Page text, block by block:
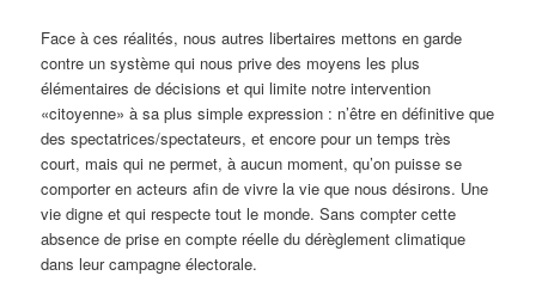
Face à ces réalités, nous autres libertaires mettons en garde
contre un système qui nous prive des moyens les plus
élémentaires de décisions et qui limite notre intervention
«citoyenne» à sa plus simple expression : n’être en définitive que
des spectatrices/spectateurs, et encore pour un temps très
court, mais qui ne permet, à aucun moment, qu’on puisse se
comporter en acteurs afin de vivre la vie que nous désirons. Une
vie digne et qui respecte tout le monde. Sans compter cette
absence de prise en compte réelle du dérèglement climatique
dans leur campagne électorale.